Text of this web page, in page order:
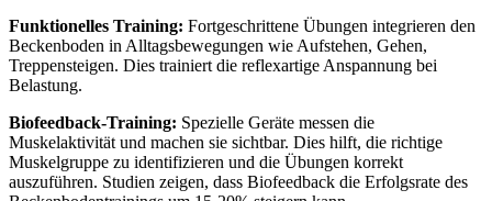
Funktionelles Training: Fortgeschrittene Übungen integrieren den
Beckenboden in Alltagsbewegungen wie Aufstehen, Gehen,
Treppensteigen. Dies trainiert die reflexartige Anspannung bei
Belastung.
Biofeedback-Training: Spezielle Geräte messen die
Muskelaktivität und machen sie sichtbar. Dies hilft, die richtige
Muskelgruppe zu identifizieren und die Übungen korrekt
auszuführen. Studien zeigen, dass Biofeedback die Erfolgsrate des